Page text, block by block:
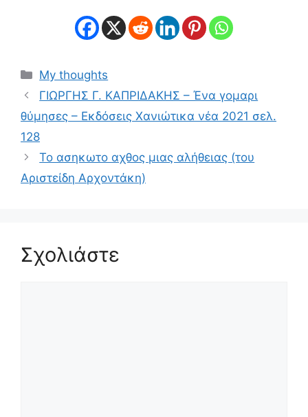
Κατηγορίες
My thoughts
ΓΙΩΡΓΗΣ Γ. ΚΑΠΡΙΔΑΚΗΣ – Ένα γομαρι
θύμησες – Εκδόσεις Χανιώτικα νέα 2021 σελ.
128
Το ασηκωτο αχθος μιας αλήθειας (του
Αριστείδη Αρχοντάκη)
Σχολιάστε